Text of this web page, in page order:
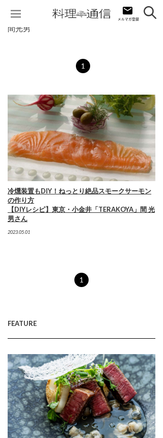
間光男
1
冷燻装置もDIY！ねっとり絶品スモークサーモン
の作り方
【DIYレシピ】東京・小金井「TERAKOYA」間 光
男さん
2023.05.01
1
FEATURE